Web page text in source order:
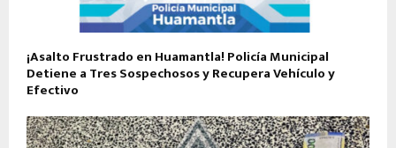
¡Asalto Frustrado en Huamantla! Policía Municipal
Detiene a Tres Sospechosos y Recupera Vehículo y
Efectivo